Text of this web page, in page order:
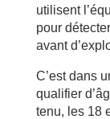
utilisent
pour
avant
C’est dans
qualifier
tenu, les 18